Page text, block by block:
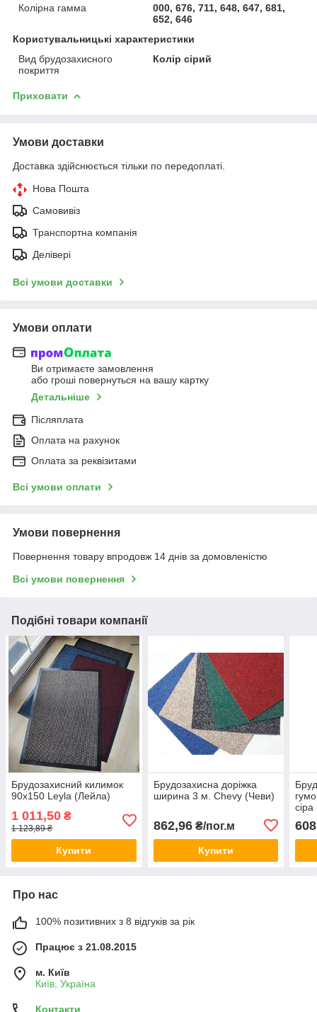
Колірна гамма
000, 676, 711, 648, 647, 681,
652, 646
Користувальницькі характеристики
Вид брудозахисного
покриття
Колір сірий
Приховати
Умови доставки
Доставка здійснюється тільки по передоплаті.
Нова Пошта
Самовивіз
Транспортна компанія
Делівері
Всі умови доставки
Умови оплати
Ви отримаєте замовлення
або гроші повернуться на вашу картку
Детальніше
Післяплата
Оплата на рахунок
Оплата за реквізитами
Всі умови оплати
Умови повернення
Повернення товару впродовж 14 днів за домовленістю
Всі умови повернення
Подібні товари компанії
Брудозахисний килимок
90х150 Leyla (Лейла)
1 011,50 ₴
1 123,89 ₴
Купити
Брудозахисна доріжка
ширина 3 м. Chevy (Чеви)
862,96₴/пог.м
Купити
Про нас
100% позитивних з 8 відгуків за рік
Працює з 21.08.2015
м. Київ
Київ, Україна
Контакти